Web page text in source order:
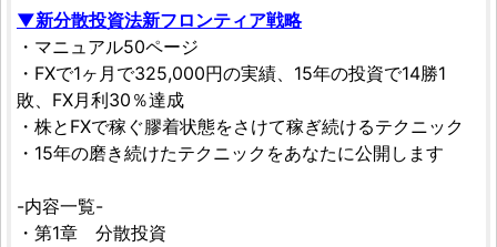
▼新分散投資法新フロンティア戦略
・マニュアル50ページ
・FXで1ヶ月で325,000円の実績、15年の投資で14勝1
敗、FX月利30％達成
・株とFXで稼ぐ膠着状態をさけて稼ぎ続けるテクニック
・15年の磨き続けたテクニックをあなたに公開します
-内容一覧-
・第1章 分散投資